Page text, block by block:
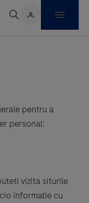
pentru a
personal:
vizita siturile
informatie cu